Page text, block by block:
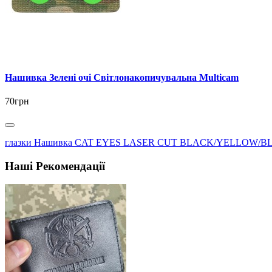
Нашивка Зелені очі Світлонакопичувальна Multicam
70грн
глазки Нашивка CAT EYES LASER CUT BLACK/YELLOW/
Наші Рекомендації